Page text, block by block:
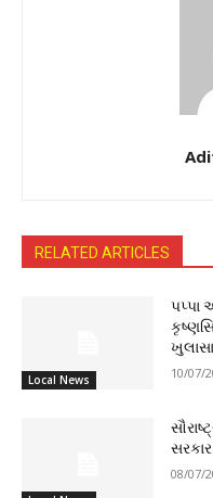
RELATED ARTICLES
Local News
પપ્પા
ખુલાસા
10/07/
08/07/